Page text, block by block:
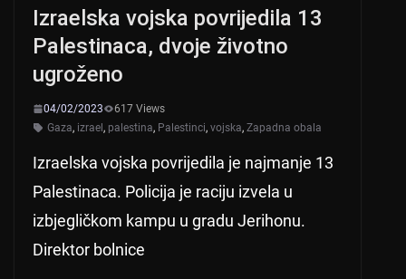
Izraelska vojska povrijedila 13
Palestinaca, dvoje životno
ugroženo
04/02/2023
617 Views
Gaza, izrael, palestina, Palestinci, vojska, Zapadna obala
Izraelska vojska povrijedila je najmanje 13
Palestinaca. Policija je raciju izvela u
izbjegličkom kampu u gradu Jerihonu.
Direktor bolnice